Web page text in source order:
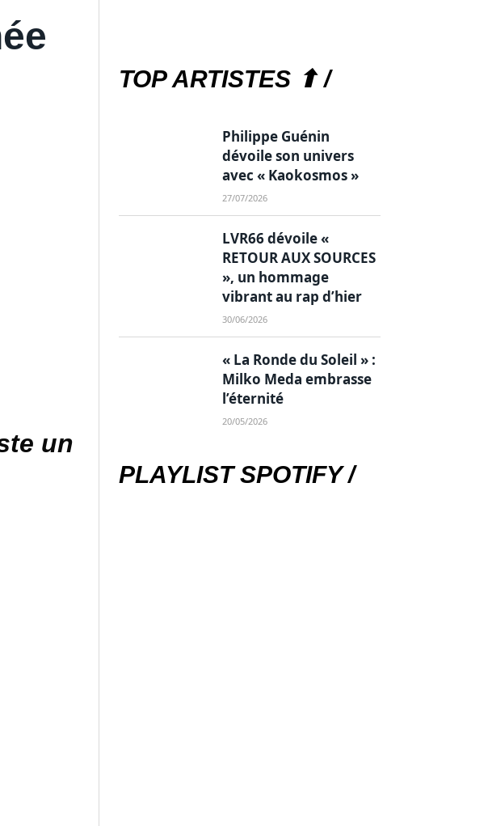
un
TOP ARTISTES ⬆ /
Philippe Guénin
dévoile son univers
avec « Kaokosmos »
27/07/2026
LVR66 dévoile «
RETOUR AUX SOURCES
», un hommage
vibrant au rap d’hier
30/06/2026
« La Ronde du Soleil » :
Milko Meda embrasse
l’éternité
20/05/2026
PLAYLIST SPOTIFY /